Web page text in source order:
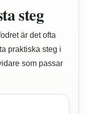
steg
är det ofta
praktiska steg i
som passar